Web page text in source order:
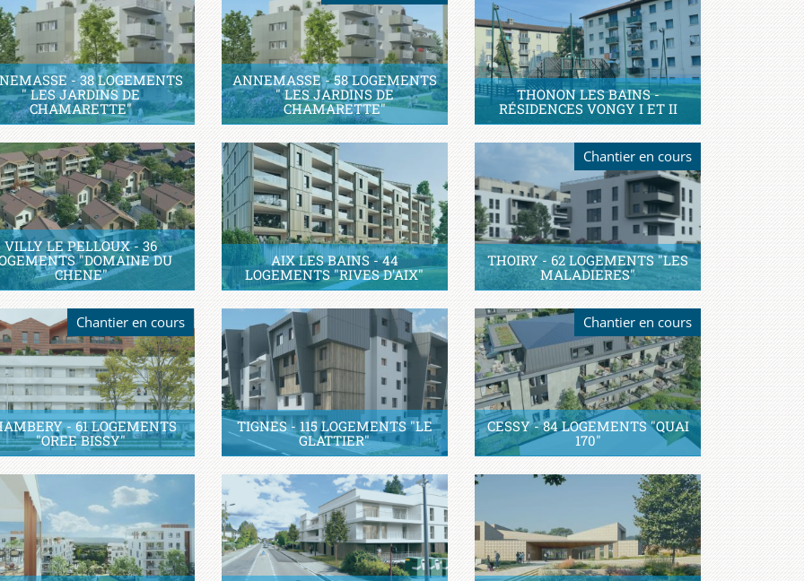
- 38 LOGEMENTS
" LES JARDINS DE
CHAMARETTE"
ANNEMASSE - 58 LOGEMENTS
" LES JARDINS DE
CHAMARETTE"
THONON LES BAINS -
RÉSIDENCES VONGY I ET II
VILLY LE PELLOUX - 36
"DOMAINE DU
CHENE"
AIX LES BAINS - 44
LOGEMENTS "RIVES D'AIX"
THOIRY - 62 LOGEMENTS "LES
MALADIERES"
Chantier en cours
- 61 LOGEMENTS
"OREE BISSY"
Chantier en cours
TIGNES - 115 LOGEMENTS "LE
GLATTIER"
CESSY - 84 LOGEMENTS "QUAI
170"
Chantier en cours